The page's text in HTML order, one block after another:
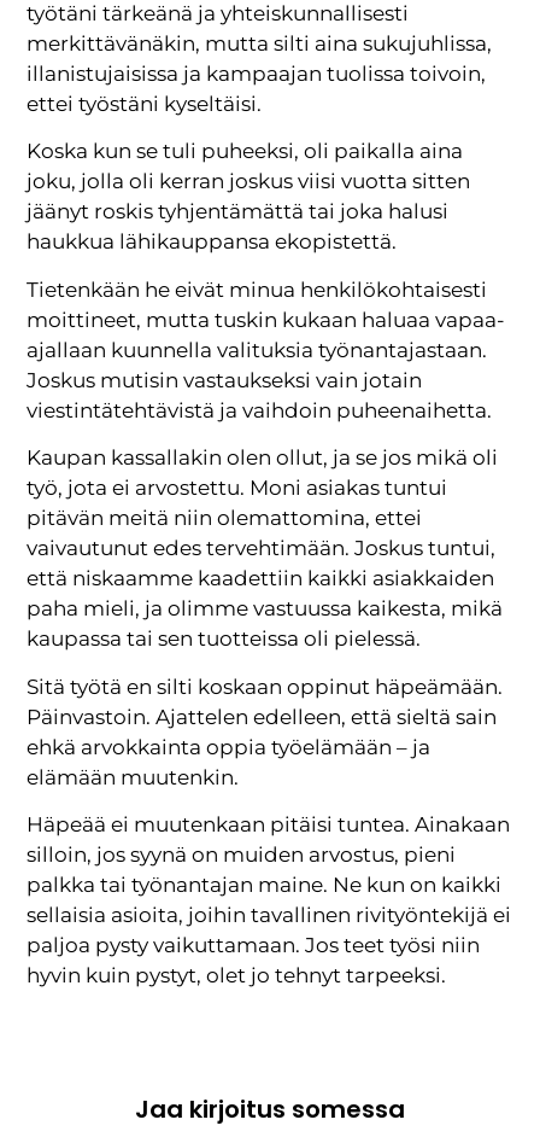
työtäni tärkeänä ja yhteiskunnallisesti
merkittävänäkin, mutta silti aina sukujuhlissa,
illanistujaisissa ja kampaajan tuolissa toivoin,
ettei työstäni kyseltäisi.
Koska kun se tuli puheeksi, oli paikalla aina
joku, jolla oli kerran joskus viisi vuotta sitten
jäänyt roskis tyhjentämättä tai joka halusi
haukkua lähikauppansa ekopistettä.
Tietenkään he eivät minua henkilökohtaisesti
moittineet, mutta tuskin kukaan haluaa vapaa-
ajallaan kuunnella valituksia työnantajastaan.
Joskus mutisin vastaukseksi vain jotain
viestintätehtävistä ja vaihdoin puheenaihetta.
Kaupan kassallakin olen ollut, ja se jos mikä oli
työ, jota ei arvostettu. Moni asiakas tuntui
pitävän meitä niin olemattomina, ettei
vaivautunut edes tervehtimään. Joskus tuntui,
että niskaamme kaadettiin kaikki asiakkaiden
paha mieli, ja olimme vastuussa kaikesta, mikä
kaupassa tai sen tuotteissa oli pielessä.
Sitä työtä en silti koskaan oppinut häpeämään.
Päinvastoin. Ajattelen edelleen, että sieltä sain
ehkä arvokkainta oppia työelämään – ja
elämään muutenkin.
Häpeää ei muutenkaan pitäisi tuntea. Ainakaan
silloin, jos syynä on muiden arvostus, pieni
palkka tai työnantajan maine. Ne kun on kaikki
sellaisia asioita, joihin tavallinen rivityöntekijä ei
paljoa pysty vaikuttamaan. Jos teet työsi niin
hyvin kuin pystyt, olet jo tehnyt tarpeeksi.
Jaa kirjoitus somessa